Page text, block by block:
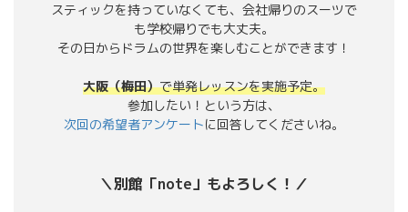
スティックを持っていなくても、会社帰りのスーツで
も学校帰りでも大丈夫。
その日からドラムの世界を楽しむことができます！
大阪（梅田）で単発レッスンを実施予定。
参加したい！という方は、
次回の希望者アンケートに回答してくださいね。
＼別館「note」もよろしく！／